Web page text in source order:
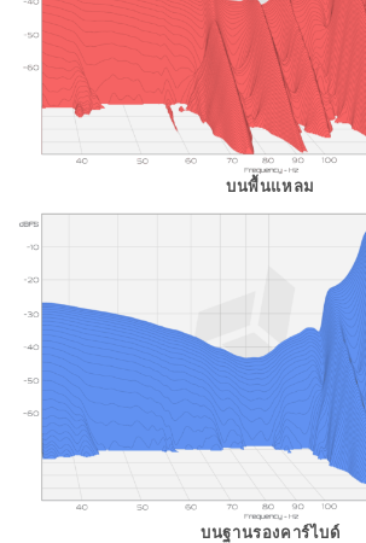
บนพื้นแหลม
บนฐานรองคาร์ไบด์